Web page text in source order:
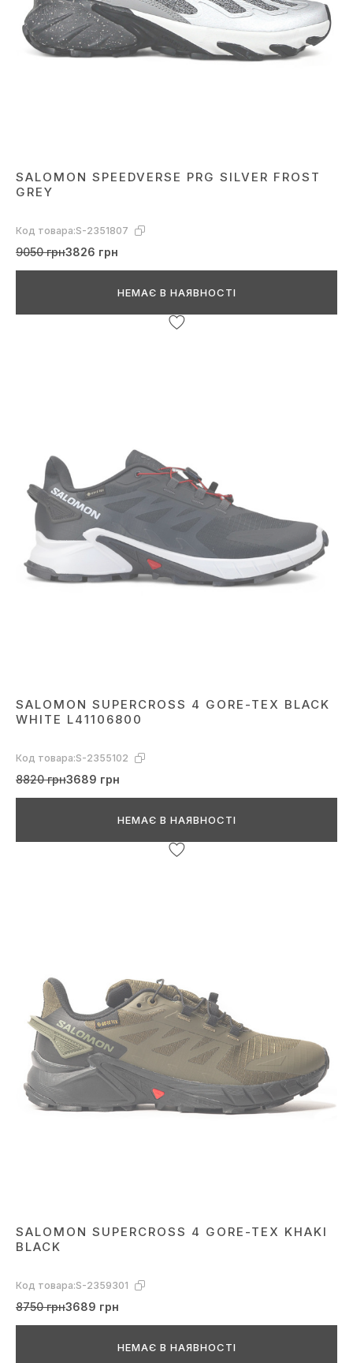
SALOMON SPEEDVERSE PRG SILVER FROST
GREY
Код товара:S-2351807
9050 грн3826 грн
НЕМАЄ В НАЯВНОСТІ
SALOMON SUPERCROSS 4 GORE-TEX BLACK
WHITE L41106800
Код товара:S-2355102
8820 грн3689 грн
НЕМАЄ В НАЯВНОСТІ
SALOMON SUPERCROSS 4 GORE-TEX KHAKI
BLACK
Код товара:S-2359301
8750 грн3689 грн
НЕМАЄ В НАЯВНОСТІ